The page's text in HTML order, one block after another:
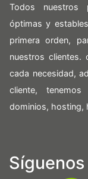
Todos nuestros
óptimas y
primera orden,
nuestros clientes.
cada necesidad,
cliente,
dominios, hosting,